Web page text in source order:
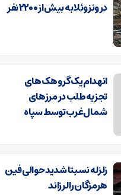
در ونزوئلا به بیش از ۲۲۰۰ نفر
انهدام یک گروهک‌های
تجزیه‌طلب در مرز‌های
شمال‌غرب توسط سپاه
زلزله نسبتا شدید حوالی فین
هرمزگان را لرزاند